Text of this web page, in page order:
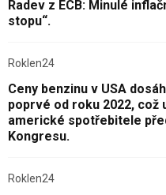
Radev z ECB: Minulé
stopu“.
Roklen24
Ceny benzinu v USA
poprvé od roku 2022, což
americké spotřebitele
Kongresu.
Roklen24